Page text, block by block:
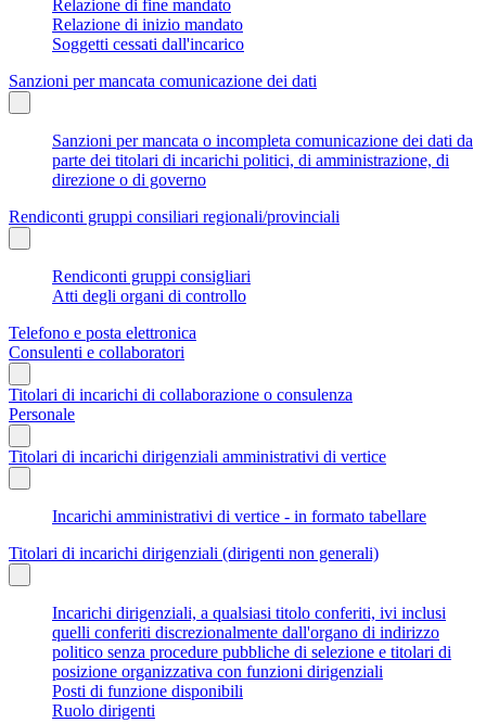
Relazione di fine mandato
Relazione di inizio mandato
Soggetti cessati dall'incarico
Sanzioni per mancata comunicazione dei dati
Sanzioni per mancata o incompleta comunicazione dei dati da
parte dei titolari di incarichi politici, di amministrazione, di
direzione o di governo
Rendiconti gruppi consiliari regionali/provinciali
Rendiconti gruppi consigliari
Atti degli organi di controllo
Telefono e posta elettronica
Consulenti e collaboratori
Titolari di incarichi di collaborazione o consulenza
Personale
Titolari di incarichi dirigenziali amministrativi di vertice
Incarichi amministrativi di vertice - in formato tabellare
Titolari di incarichi dirigenziali (dirigenti non generali)
Incarichi dirigenziali, a qualsiasi titolo conferiti, ivi inclusi
quelli conferiti discrezionalmente dall'organo di indirizzo
politico senza procedure pubbliche di selezione e titolari di
posizione organizzativa con funzioni dirigenziali
Posti di funzione disponibili
Ruolo dirigenti